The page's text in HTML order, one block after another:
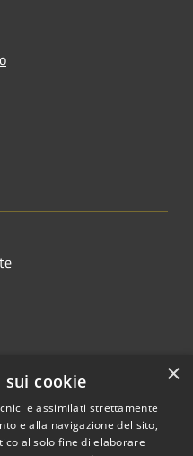
×
cookie
e assimilati strettamente
e alla navigazione del sito,
al solo fine di elaborare